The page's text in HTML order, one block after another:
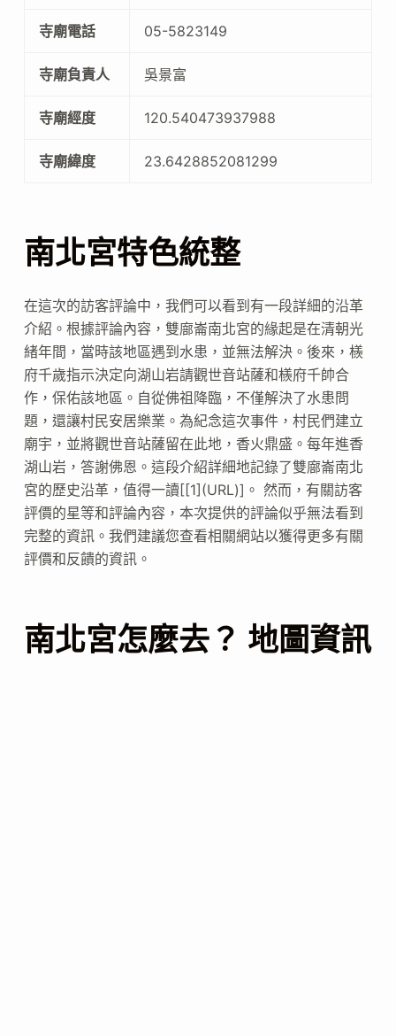
寺廟電話 05-5823149
寺廟負責人 吳景富
寺廟經度 120.540473937988
寺廟緯度 23.6428852081299
南北宮特色統整
在這次的訪客評論中，我們可以看到有一段詳細的沿革
介紹。根據評論內容，雙廍崙南北宮的緣起是在清朝光
緒年間，當時該地區遇到水患，並無法解決。後來，檨
府千歲指示決定向湖山岩請觀世音站薩和檨府千帥合
作，保佑該地區。自從佛祖降臨，不僅解決了水患問
題，還讓村民安居樂業。為紀念這次事件，村民們建立
廟宇，並將觀世音站薩留在此地，香火鼎盛。每年進香
湖山岩，答謝佛恩。這段介紹詳細地記錄了雙廍崙南北
宮的歷史沿革，值得一讀[[1](URL)]。 然而，有關訪客
評價的星等和評論內容，本次提供的評論似乎無法看到
完整的資訊。我們建議您查看相關網站以獲得更多有關
評價和反饋的資訊。
南北宮怎麼去？ 地圖資訊